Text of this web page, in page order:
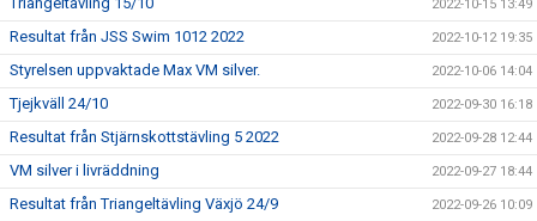
2022-10-15 13:49
Resultat från JSS Swim 1012 2022 2022-10-12 19:35
Styrelsen uppvaktade Max VM silver. 2022-10-06 14:04
Tjejkväll 24/10 2022-09-30 16:18
Resultat från Stjärnskottstävling 5 2022 2022-09-28 12:44
VM silver i livräddning 2022-09-27 18:44
Resultat från Triangeltävling Växjö 24/9 2022-09-26 10:09